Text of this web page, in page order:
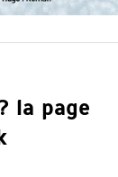
la page